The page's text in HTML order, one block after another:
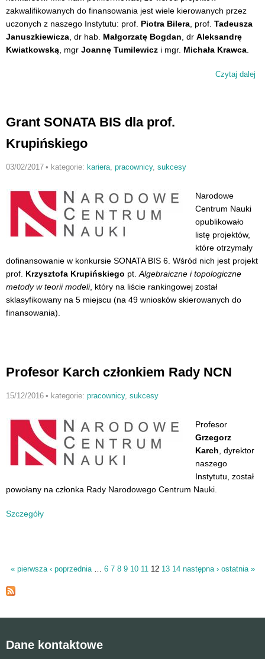
zakwalifikowanych do finansowania jest wiele kierowanych przez
uczonych z naszego Instytutu: prof. Piotra Bilera, prof. Tadeusza
Januszkiewicza, dr hab. Małgorzatę Bogdan, dr Aleksandrę
Kwiatkowską, mgr Joannę Tumilewicz i mgr. Michała Krawca.
Czytaj dalej
Grant SONATA BIS dla prof.
Krupińskiego
03/02/2017 • kategorie: kariera, pracownicy, sukcesy
Narodowe
Centrum Nauki
opublikowało
listę projektów,
które otrzymały
dofinansowanie w konkursie SONATA BIS 6. Wśród nich jest projekt
prof. Krzysztofa Krupińskiego pt. Algebraiczne i topologiczne
metody w teorii modeli, który na liście rankingowej został
sklasyfikowany na 5 miejscu (na 49 wniosków skierowanych do
finansowania).
Profesor Karch członkiem Rady NCN
15/12/2016 • kategorie: pracownicy, sukcesy
Profesor
Grzegorz
Karch , dyrektor
naszego
Instytutu, został
powołany na członka Rady Narodowego Centrum Nauki.
Szczegóły
« pierwsza ‹ poprzednia 6 7 8 9 10 11 12 13 14 następna › ostatnia »
Dane kontaktowe